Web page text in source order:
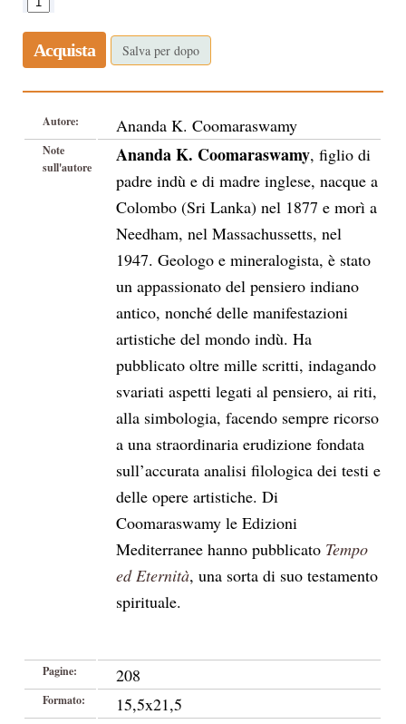
Acquista Salva per dopo
Autore: Ananda K. Coomaraswamy
Note
sull'autore
Ananda K. Coomaraswamy, figlio di
padre indù e di madre inglese, nacque a
Colombo (Sri Lanka) nel 1877 e morì a
Needham, nel Massachussetts, nel
1947. Geologo e mineralogista, è stato
un appassionato del pensiero indiano
antico, nonché delle manifestazioni
artistiche del mondo indù. Ha
pubblicato oltre mille scritti, indagando
svariati aspetti legati al pensiero, ai riti,
alla simbologia, facendo sempre ricorso
a una straordinaria erudizione fondata
sull’accurata analisi filologica dei testi e
delle opere artistiche. Di
Coomaraswamy le Edizioni
Mediterranee hanno pubblicato Tempo
ed Eternità, una sorta di suo testamento
spirituale.
Pagine: 208
Formato: 15,5x21,5